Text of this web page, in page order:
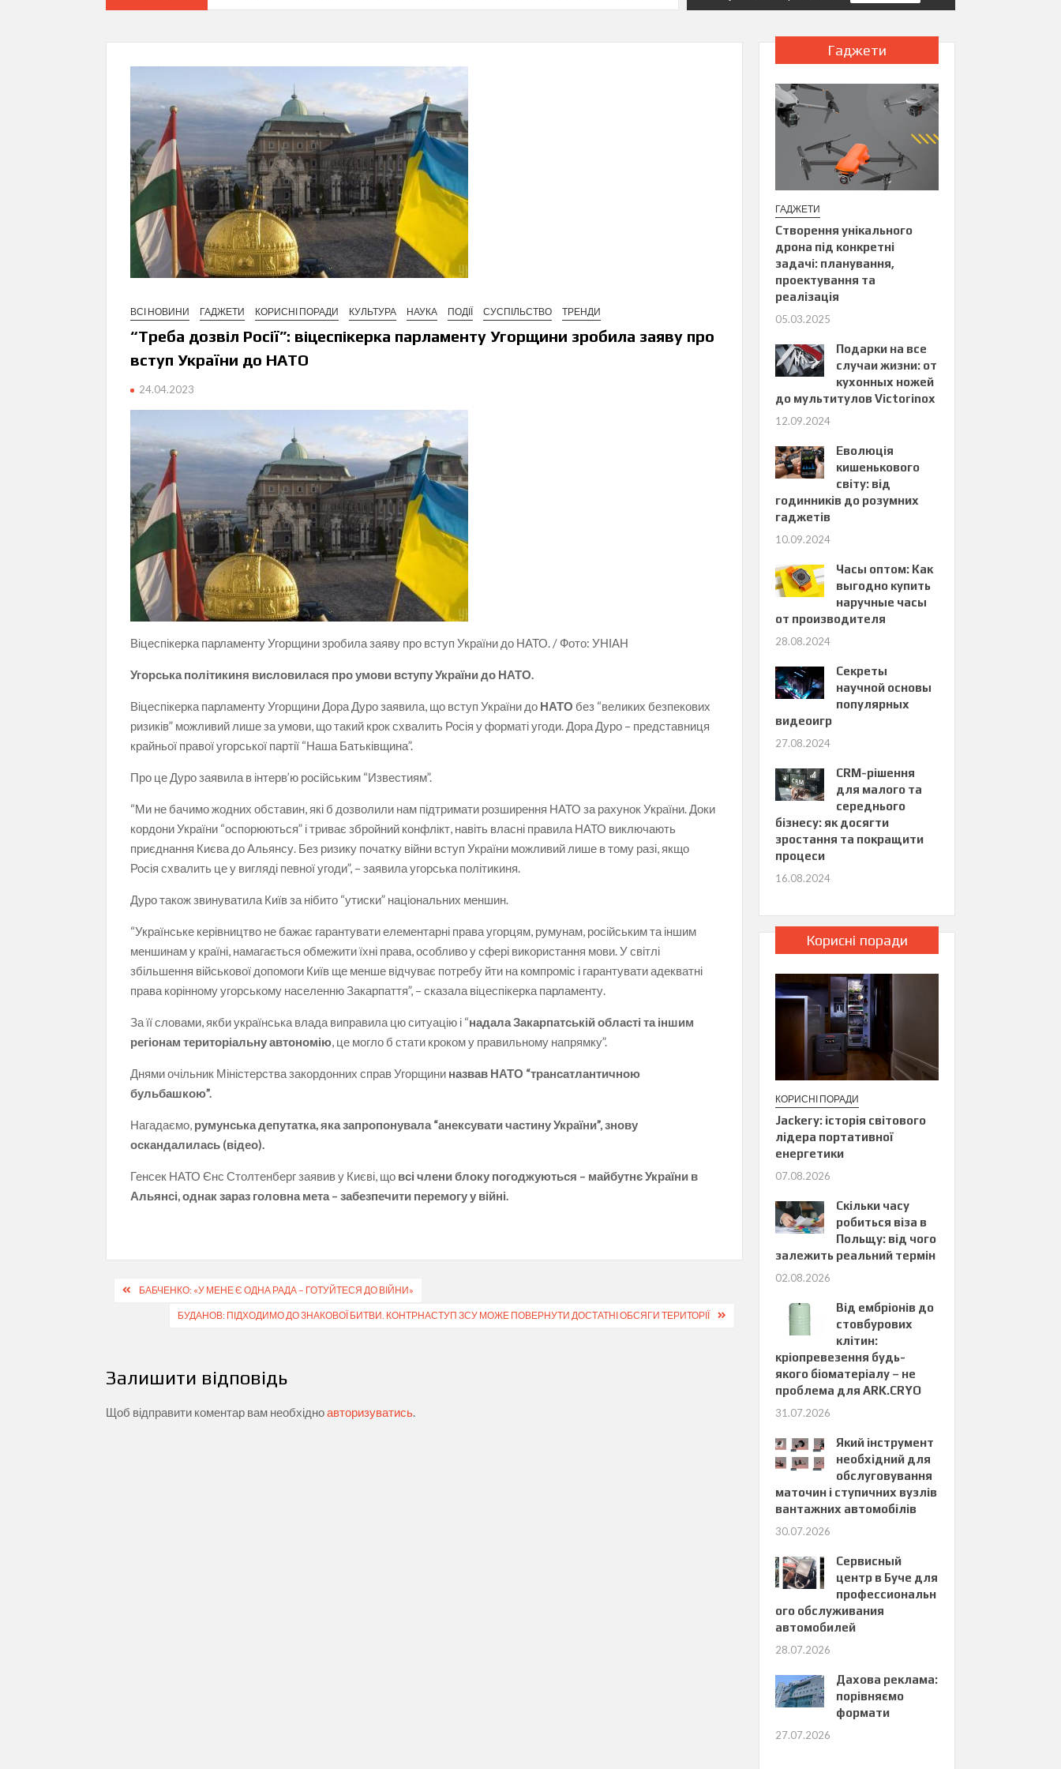
ВСІ НОВИНИ ГАДЖЕТИ КОРИСНІ ПОРАДИ КУЛЬТУРА НАУКА ПОДІЇ СУСПІЛЬСТВО ТРЕНДИ
“Треба дозвіл Росії”: віцеспікерка парламенту Угорщини зробила заяву про
вступ України до НАТО
24.04.2023
Віцеспікерка парламенту Угорщини зробила заяву про вступ України до НАТО. / Фото: УНІАН
Угорська політикиня висловилася про умови вступу України до НАТО.
Віцеспікерка парламенту Угорщини Дора Дуро заявила, що вступ України до НАТО без “великих безпекових
ризиків” можливий лише за умови, що такий крок схвалить Росія у форматі угоди. Дора Дуро – представниця
крайньої правої угорської партії “Наша Батьківщина”.
Про це Дуро заявила в інтерв’ю російським “Известиям”.
“Ми не бачимо жодних обставин, які б дозволили нам підтримати розширення НАТО за рахунок України. Доки
кордони України “оспорюються” і триває збройний конфлікт, навіть власні правила НАТО виключають
приєднання Києва до Альянсу. Без ризику початку війни вступ України можливий лише в тому разі, якщо
Росія схвалить це у вигляді певної угоди”, – заявила угорська політикиня.
Дуро також звинуватила Київ за нібито “утиски” національних меншин.
“Українське керівництво не бажає гарантувати елементарні права угорцям, румунам, російським та іншим
меншинам у країні, намагається обмежити їхні права, особливо у сфері використання мови. У світлі
збільшення військової допомоги Київ ще менше відчуває потребу йти на компроміс і гарантувати адекватні
права корінному угорському населенню Закарпаття”, – сказала віцеспікерка парламенту.
За її словами, якби українська влада виправила цю ситуацію і “надала Закарпатській області та іншим
регіонам територіальну автономію, це могло б стати кроком у правильному напрямку”.
Днями очільник Міністерства закордонних справ Угорщини назвав НАТО “трансатлантичною
бульбашкою”.
Нагадаємо, румунська депутатка, яка запропонувала “анексувати частину України”, знову
оскандалилась (відео).
Генсек НАТО Єнс Столтенберг заявив у Києві, що всі члени блоку погоджуються – майбутнє України в
Альянсі, однак зараз головна мета – забезпечити перемогу у війні.
Навігація
записів
БАБЧЕНКО: «У МЕНЕ Є ОДНА РАДА – ГОТУЙТЕСЯ ДО ВІЙНИ»
БУДАНОВ: ПІДХОДИМО ДО ЗНАКОВОЇ БИТВИ. КОНТРНАСТУП ЗСУ МОЖЕ ПОВЕРНУТИ ДОСТАТНІ ОБСЯГИ ТЕРИТОРІЇ
Залишити відповідь
Щоб відправити коментар вам необхідноавторизуватись.
Гаджети
ГАДЖЕТИ
Створення унікального
дрона під конкретні
задачі: планування,
проектування та
реалізація
05.03.2025
Подарки на все
случаи жизни: от
кухонных ножей
до мультитулов Victorinox
12.09.2024
Еволюція
кишенькового
світу: від
годинників до розумних
гаджетів
10.09.2024
Часы оптом: Как
выгодно купить
наручные часы
от производителя
28.08.2024
Секреты
научной основы
популярных
видеоигр
27.08.2024
CRM-рішення
для малого та
середнього
бізнесу: як досягти
зростання та покращити
процеси
16.08.2024
Корисні поради
КОРИСНІ ПОРАДИ
Jackery: історія світового
лідера портативної
енергетики
07.08.2026
Скільки часу
робиться віза в
Польщу: від чого
залежить реальний термін
02.08.2026
Від ембріонів до
стовбурових
клітин:
кріопревезення будь-
якого біоматеріалу – не
проблема для ARK.CRYO
31.07.2026
Який інструмент
необхідний для
обслуговування
маточин і ступичних вузлів
вантажних автомобілів
30.07.2026
Сервисный
центр в Буче для
профессиональн
ого обслуживания
автомобилей
28.07.2026
Дахова реклама:
порівняємо
формати
27.07.2026